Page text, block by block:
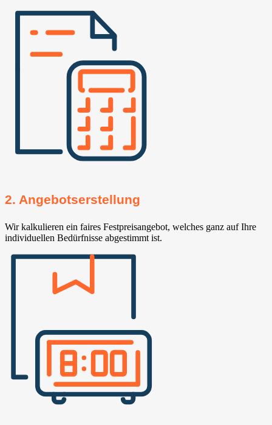
2. Angebotserstellung
Wir kalkulieren ein faires Festpreisangebot, welches ganz auf Ihre
individuellen Bedürfnisse abgestimmt ist.